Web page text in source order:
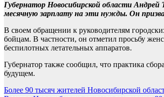
Губернатор Новосибирской области Андрей
месячную зарплату на эти нужды. Он
В своем обращении к руководителям
бойцам. В частности, он отметил просьбу
беспилотных летательных аппаратов.
Губернатор также сообщил, что практика
будущем.
Навигация
Более 90 тысяч жителей Новосибирской